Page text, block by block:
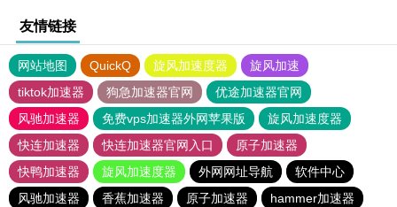
友情链接
网站地图 QuickQ 旋风加速度器
旋风加速
tiktok加速器
狗急加速器官网
优途加速器官网
风驰加速器
免费vps加速器外网苹果版
旋风加速度器
快连加速器
快连加速器官网入口
原子加速器
快鸭加速器
旋风加速度器 外网网址导航
软件中心
风驰加速器
香蕉加速器 原子加速器
hammer加速器